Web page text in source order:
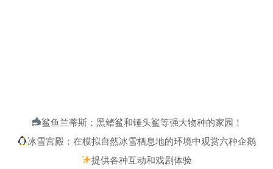
鲨鱼兰蒂斯：黑鳍鲨和锤头鲨等强大物种的家园！
冰雪宫殿：在模拟自然冰雪栖息地的环境中观赏六种企鹅
提供各种互动和戏剧体验